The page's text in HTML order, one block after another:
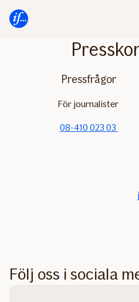
direkt
direkt
Pressfrågor
För journalister
08-410 023 03
Följ oss i sociala